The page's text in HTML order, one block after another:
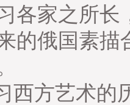
各家之所
的俄国素描
方艺术的